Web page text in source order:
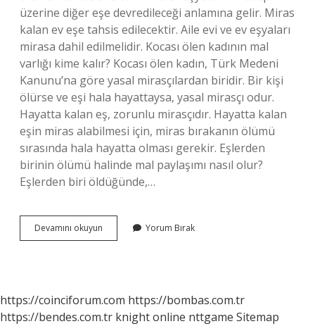
üzerine diğer eşe devredileceği anlamına gelir. Miras
kalan ev eşe tahsis edilecektir. Aile evi ve ev eşyaları
mirasa dahil edilmelidir. Kocası ölen kadının mal
varlığı kime kalır? Kocası ölen kadın, Türk Medeni
Kanunu’na göre yasal mirasçılardan biridir. Bir kişi
ölürse ve eşi hala hayattaysa, yasal mirasçı odur.
Hayatta kalan eş, zorunlu mirasçıdır. Hayatta kalan
eşin miras alabilmesi için, miras bırakanın ölümü
sırasında hala hayatta olması gerekir. Eşlerden
birinin ölümü halinde mal paylaşımı nasıl olur?
Eşlerden biri öldüğünde,…
Devamını okuyun Eşlerden
Biri
Yorum Bırak
https://coinciforum.com https://bombas.com.tr
https://bendes.com.tr knight online nttgame Sitemap